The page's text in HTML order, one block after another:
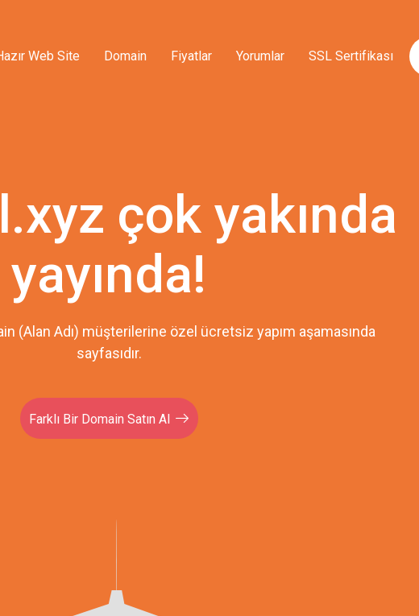
Web Site Domain Fiyatlar Yorumlar SSL Sertifikası
çok yakında
yayında!
(Alan Adı) müşterilerine özel ücretsiz yapım aşamasında
sayfasıdır.
Farklı Bir Domain Satın Al